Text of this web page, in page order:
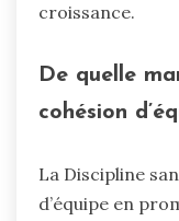
croissance.
De quelle
cohésion
La Discipline
d’équipe en